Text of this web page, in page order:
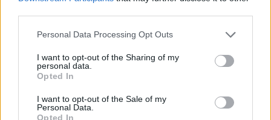
Personal Data Processing Opt Outs
I want to opt-out of the Sharing of my
personal data.
Opted In
I want to opt-out of the Sale of my
Personal Data.
Opted In
Legale rappresentante e titolare,
differenze tra le 2 figure
titolaredi un'impresa è colui che detiene la proprietà